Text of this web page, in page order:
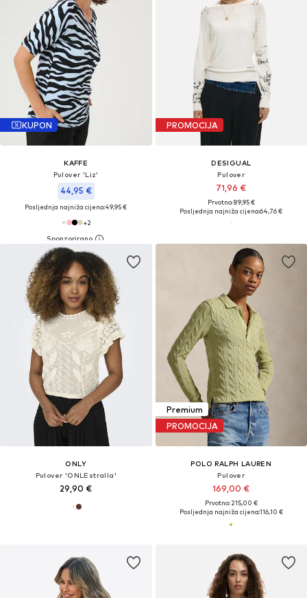
KUPON
KAFFE
Pulover 'Liz'
44,95 €
Posljednja najniža cijena:49,95 €
+2
PROMOCIJA
DESIGUAL
Pulover
71,96 €
Prvotno: 89,95 €
Posljednja najniža cijena:64,76 €
ONLY
Pulover 'ONLEstralla'
29,90 €
Premium
PROMOCIJA
POLO RALPH LAUREN
Pulover
169,00 €
Prvotno: 215,00 €
Posljednja najniža cijena:116,10 €